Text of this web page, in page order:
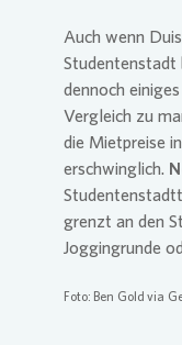
Auch wenn
Studentenstadt
dennoch
Vergleich zu
die Mietpreise
erschwinglich.
grenzt an den
Joggingrunde
Foto: Ben Gold via